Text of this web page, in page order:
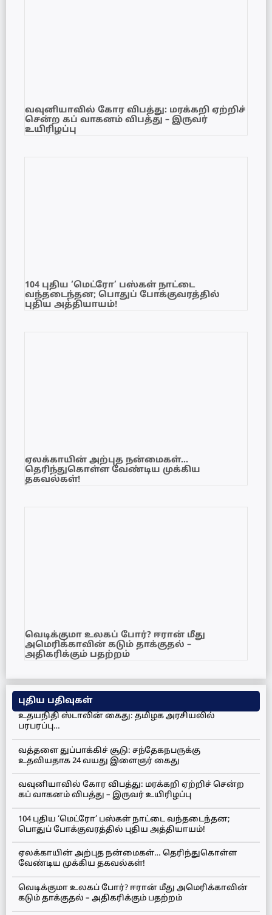
வவுனியாவில் கோர விபத்து: மரக்கறி ஏற்றிச்
சென்ற கப் வாகனம் விபத்து – இருவர்
உயிரிழப்பு
104 புதிய ‘மெட்ரோ’ பஸ்கள் நாட்டை
வந்தடைந்தன; பொதுப் போக்குவரத்தில்
புதிய அத்தியாயம்!
ஏலக்காயின் அற்புத நன்மைகள்…
தெரிந்துகொள்ள வேண்டிய முக்கிய
தகவல்கள்!
வெடிக்குமா உலகப் போர்? ஈரான் மீது
அமெரிக்காவின் கடும் தாக்குதல் –
அதிகரிக்கும் பதற்றம்
புதிய பதிவுகள்
உதயநிதி ஸ்டாலின் கைது: தமிழக அரசியலில்
பரபரப்பு…
வத்தளை துப்பாக்கிச் சூடு: சந்தேகநபருக்கு
உதவியதாக 24 வயது இளைஞர் கைது
வவுனியாவில் கோர விபத்து: மரக்கறி ஏற்றிச் சென்ற
கப் வாகனம் விபத்து – இருவர் உயிரிழப்பு
104 புதிய ‘மெட்ரோ’ பஸ்கள் நாட்டை வந்தடைந்தன;
பொதுப் போக்குவரத்தில் புதிய அத்தியாயம்!
ஏலக்காயின் அற்புத நன்மைகள்… தெரிந்துகொள்ள
வேண்டிய முக்கிய தகவல்கள்!
வெடிக்குமா உலகப் போர்? ஈரான் மீது அமெரிக்காவின்
கடும் தாக்குதல் – அதிகரிக்கும் பதற்றம்